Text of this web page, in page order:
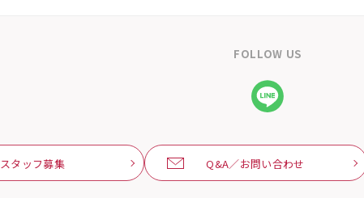
FOLLOW US
スタッフ募集 Q&A／お問い合わせ